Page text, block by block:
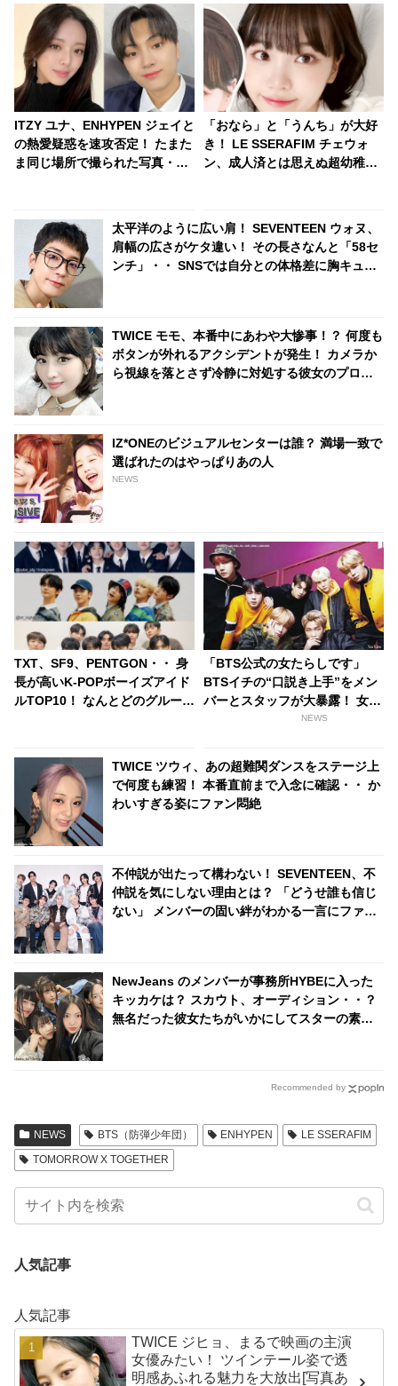
ITZY ユナ、ENHYPEN ジェイと
の熱愛疑惑を速攻否定！ たまた
ま同じ場所で撮られた写真・・
「おなら」と「うんち」が大好
き！ LE SSERAFIM チェウォ
ン、成人済とは思えぬ超幼稚な
り・・ 衝撃的なシーンに爆笑
太平洋のように広い肩！ SEVENTEEN ウォヌ、
肩幅の広さがケタ違い！ その長さなんと「58セ
ンチ」・・ SNSでは自分との体格差に胸キュン
TWICE モモ、本番中にあわや大惨事！？ 何度も
ボタンが外れるアクシデントが発生！ カメラか
ら視線を落とさず冷静に対処する彼女のプロフ
IZ*ONEのビジュアルセンターは誰？ 満場一致で
選ばれたのはやっぱりあの人
NEWS
TXT、SF9、PENTGON・・ 身
長が高いK-POPボーイズアイド
ルTOP10！ なんとどのグループ
プも
「BTS公式の女たらしです」
BTSイチの“口説き上手”をメン
バーとスタッフが大暴露！ 女性
とのハグシーンをわざと失敗し
メンバーも！ 爆弾発言のオンパ
レードに爆笑
NEWS
TWICE ツウィ、あの超難関ダンスをステージ上
で何度も練習！ 本番直前まで入念に確認・・ か
わいすぎる姿にファン悶絶
不仲説が出たって構わない！ SEVENTEEN、不
仲説を気にしない理由とは？ 「どうせ誰も信じ
ない」 メンバーの固い絆がわかる一言にファン
NewJeans のメンバーが事務所HYBEに入った
キッカケは？ スカウト、オーディション・・？
無名だった彼女たちがいかにしてスターの素質
Recommended by
NEWS BTS（防弾少年団） ENHYPEN
LE SSERAFIM
TOMORROW X TOGETHER
人気記事
人気記事
TWICE ジヒョ、まるで映画の主演
女優みたい！ ツインテール姿で透
明感あふれる魅力を大放出[写真あ